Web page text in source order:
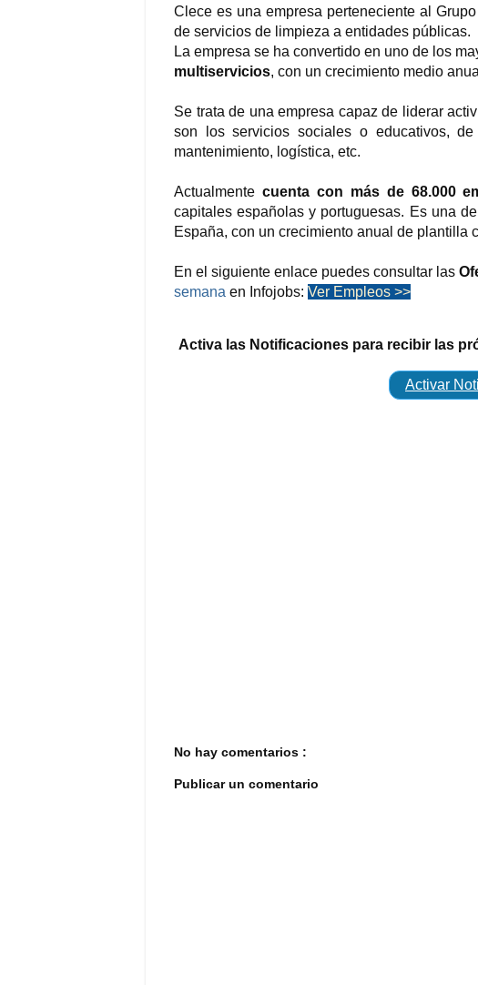
Clece es una empresa perteneciente al
de servicios de limpieza a entidades públicas.
La empresa se ha convertido en uno de los
multiservicios, con un crecimiento medio
Se trata de una empresa capaz de liderar
son los servicios sociales o educativos,
mantenimiento, logística, etc.
Actualmente cuenta con más de 68.000
capitales españolas y portuguesas. Es una
España, con un crecimiento anual de plantilla
En el siguiente enlace puedes consultar las
semana en Infojobs: Ver Empleos >>
Activa las Notificaciones para recibir las
Activar
No hay comentarios :
Publicar un comentario